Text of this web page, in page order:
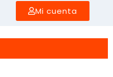
Mi cuenta